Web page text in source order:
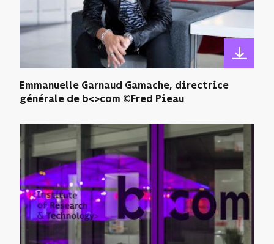
Emmanuelle Garnaud Gamache, directrice
générale de b<>com ©Fred Pieau